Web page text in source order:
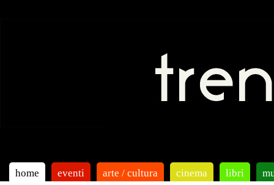
home eventi arte / cultura cinema libri